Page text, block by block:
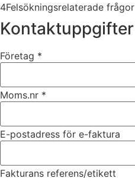
4Felsökningsrelaterade frågor
Kontaktuppgifter
Företag *
Moms.nr *
E-postadress för e-faktura
Fakturans referens/etikett
Nödvändiga
går inte att
välja bort. De
över huvud